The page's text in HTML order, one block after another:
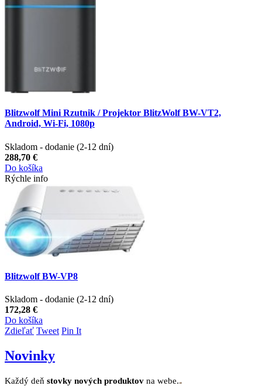
Blitzwolf Mini Rzutnik / Projektor BlitzWolf BW-VT2,
Android, Wi-Fi, 1080p
Skladom - dodanie (2-12 dní)
288,70 €
Do košíka
Rýchle info
Blitzwolf BW-VP8
Skladom - dodanie (2-12 dní)
172,28 €
Do košíka
Zdieľať Tweet Pin It
Novinky
Každý deň stovky nových produktov na webe.